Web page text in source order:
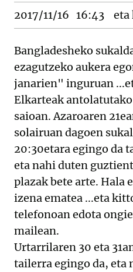
2017/11/16 16:43 eta
Bangladesheko
ezagutzeko aukera
janarien" inguruan
Elkarteak
saioan. Azaroaren
solairuan dagoen
20:30etara egingo da
eta nahi duten
plazak bete arte. Hala
izena ematea ...eta
telefonoan edota
mailean.
Urtarrilaren 30 eta
tailerra egingo da, eta